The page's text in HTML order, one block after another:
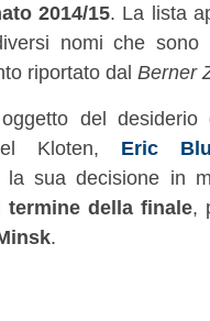
2014/15. La lista
nomi che sono
riportato dal Berner
del
Kloten, Eric
la sua decisione in
termine della finale,
.